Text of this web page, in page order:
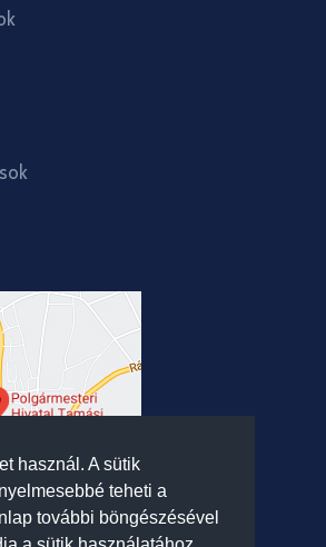
használ. A sütik
teheti a
további böngészésével